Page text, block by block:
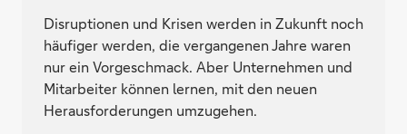
Disruptionen und Krisen werden in Zukunft noch
häufiger werden, die vergangenen Jahre waren
nur ein Vorgeschmack. Aber Unternehmen und
Mitarbeiter können lernen, mit den neuen
Herausforderungen umzugehen.